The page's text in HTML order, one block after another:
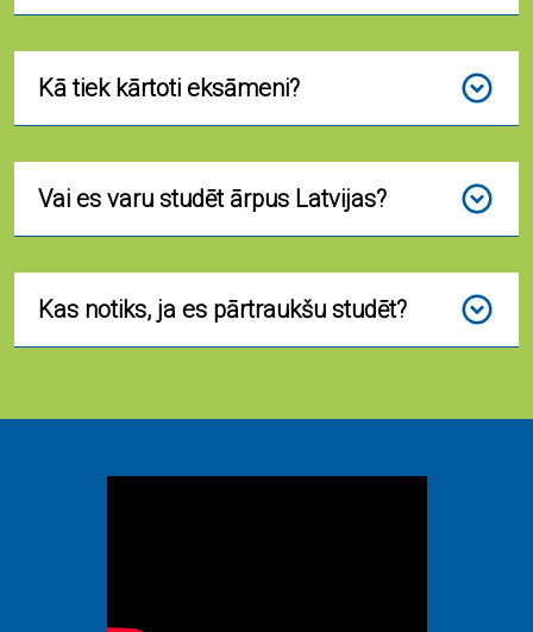
Kā tiek kārtoti eksāmeni?
Vai es varu studēt ārpus Latvijas?
Kas notiks, ja es pārtraukšu studēt?